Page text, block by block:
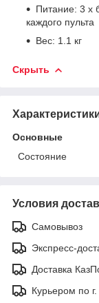
Питание: 3 х
каждого пульта
Вес: 1.1 кг
Скрыть
Основные
Состояние
Условия
Самовывоз
Экспресс-
Доставка
Курьером по